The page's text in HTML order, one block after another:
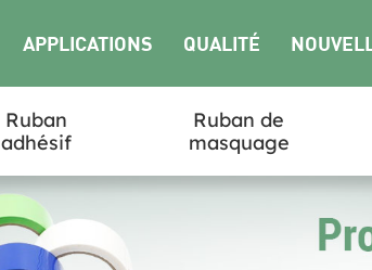
APPLICATIONS QUALITÉ
Ruban
adhésif
Ruban de
masquage